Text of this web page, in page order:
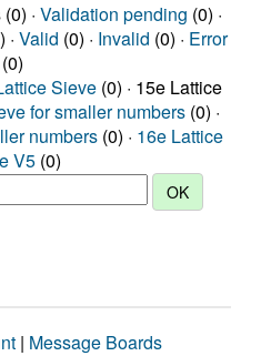
· Validation pending (0) ·
Valid (0) · Invalid (0) · Error
(0)
Sieve (0) · 15e Lattice
for smaller numbers (0) ·
numbers (0) · 16e Lattice
V5 (0)
| Message Boards